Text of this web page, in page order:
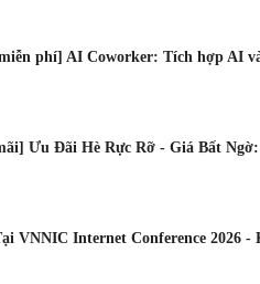
phí] AI Coworker: Tích hợp AI
Ưu Đãi Hè Rực Rỡ - Giá Bất
VNNIC Internet Conference 2026